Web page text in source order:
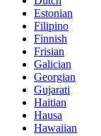
Estonian
Filipino
Finnish
Frisian
Galician
Georgian
Gujarati
Haitian
Hausa
Hawaiian